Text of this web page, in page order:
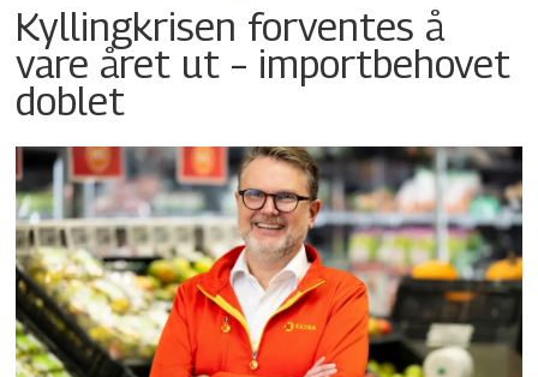
Kyllingkrisen forventes å
vare året ut – importbehovet
doblet